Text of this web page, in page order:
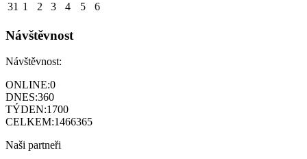
31 1 2 3 4 5 6
Návštěvnost
Návštěvnost:
ONLINE:0
DNES:360
TÝDEN:1700
CELKEM:1466365
Naši partneři